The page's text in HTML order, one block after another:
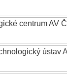
centrum AV
ústav